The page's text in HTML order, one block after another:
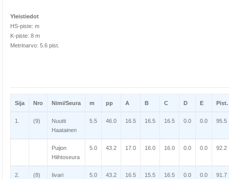
Yleistiedot
HS-piste: m
K-piste: 8 m
Metrinarvo: 5.6 pist.
Sija Nro Nimi/Seura m pp A B C D E Pist.
1. (9)
Nuutti
Haatainen
5.5 46.0 16.5 16.5 16.5 0.0 0.0 95.5
Puijon
Hiihtoseura
5.0 43.2 17.0 16.0 16.0 0.0 0.0 92.2
2. (8)
Iivari
5.0 43.2 16.5 15.5 16.5 0.0 0.0 91.7